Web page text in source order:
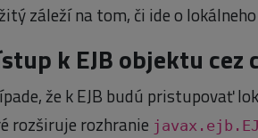
záleží na tom, či ide o
k EJB objektu
že k EJB budú pristupovať
rozširuje rozhranie